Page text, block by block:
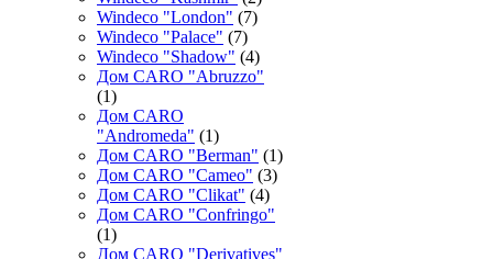
Windeco "London" (7)
Windeco "Palace" (7)
Windeco "Shadow" (4)
Дом CARO "Abruzzo"
(1)
Дом CARO
"Andromeda" (1)
Дом CARO "Berman" (1)
Дом CARO "Cameo" (3)
Дом CARO "Clikat" (4)
Дом CARO "Confringo"
(1)
Дом CARO "Derivatives"